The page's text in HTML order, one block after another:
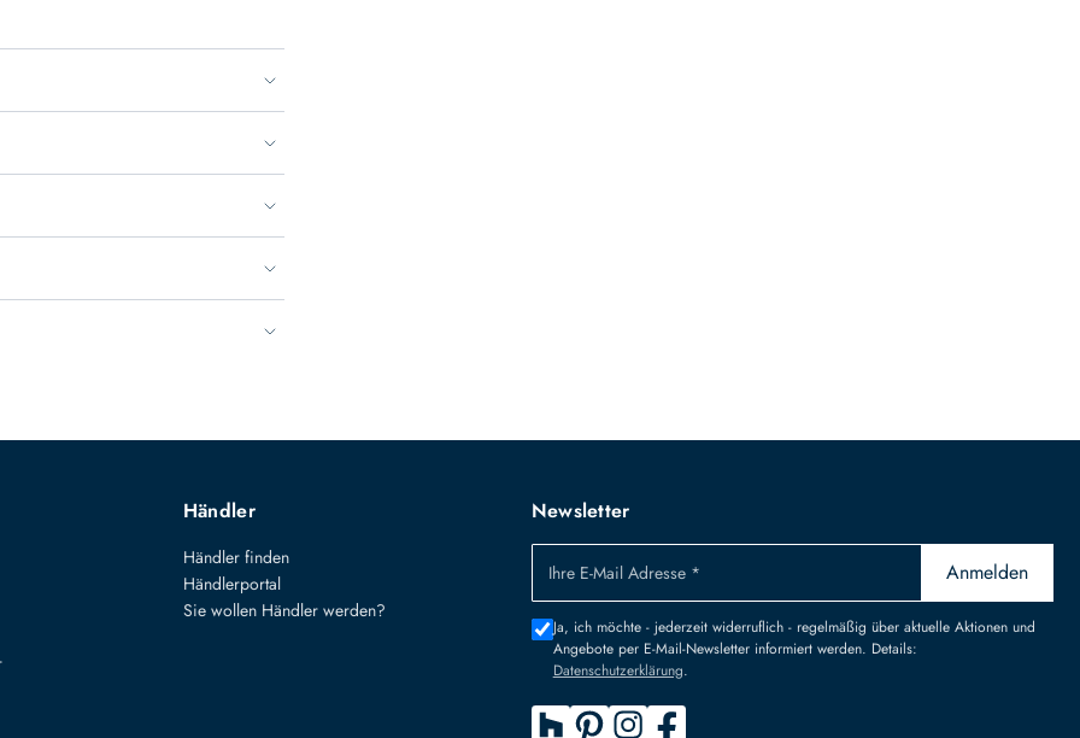
Händler
Händler finden
Händlerportal
Sie wollen Händler werden?
Newsletter
Ihre E-Mail Adresse * Anmelden
Ja, ich möchte - jederzeit widerruflich - regelmäßig über aktuelle Aktionen und
Angebote per E-Mail-Newsletter informiert werden. Details:
Datenschutzerklärung.